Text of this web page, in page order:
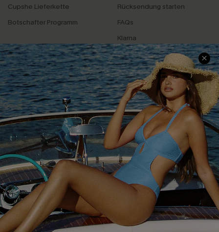
Cupshe Lieferkette
Botschafter Programm
Rücksendung starten
FAQs
Klarna
SERVICEZENTRUM
Größenguide
Geschenkkarte
Treueprogramm
Affiliate Programm
BELIEBTE SUCHEN
Bauchweg
High-Waist
Sommerkleider
Blau-Weiß
4.4
CUPSHE-APP HERUNTERLADEN